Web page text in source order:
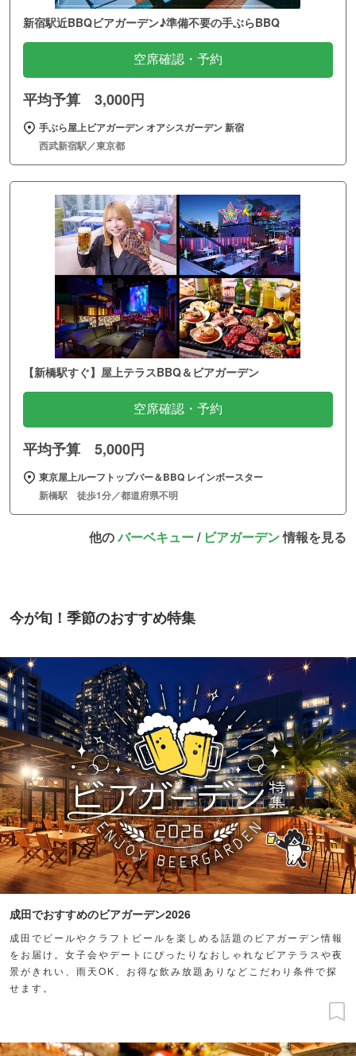
新宿駅近BBQビアガーデン♪準備不要の手ぶらBBQ
空席確認・予約
平均予算 3,000円
手ぶら屋上ビアガーデン オアシスガーデン 新宿
西武新宿駅／東京都
【新橋駅すぐ】屋上テラスBBQ＆ビアガーデン
空席確認・予約
平均予算 5,000円
東京屋上ルーフトップバー＆BBQ レインボースター
新橋駅 徒歩1分／都道府県不明
他のバーベキュー/ ビアガーデン情報を見る
今が旬！季節のおすすめ特集
成田でおすすめのビアガーデン2026
成田でビールやクラフトビールを楽しめる話題のビアガーデン情報
をお届け。女子会やデートにぴったりなおしゃれなビアテラスや夜
景がきれい、雨天OK、お得な飲み放題ありなどこだわり条件で探
せます。